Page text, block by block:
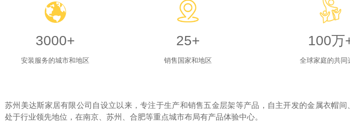
苏州美达斯家居有限公司自设立以来，专注于生产和销售五金层架等产品，自主开发的金属衣帽间
处于行业领先地位，在南京、苏州、合肥等重点城市布局有产品体验中心。
3000+
安装服务的城市和地区
25+
销售国家和地区
100万
全球家庭的共同